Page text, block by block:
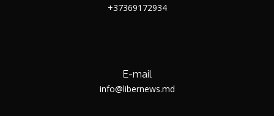
+37369172934
E-mail
info@libernews.md